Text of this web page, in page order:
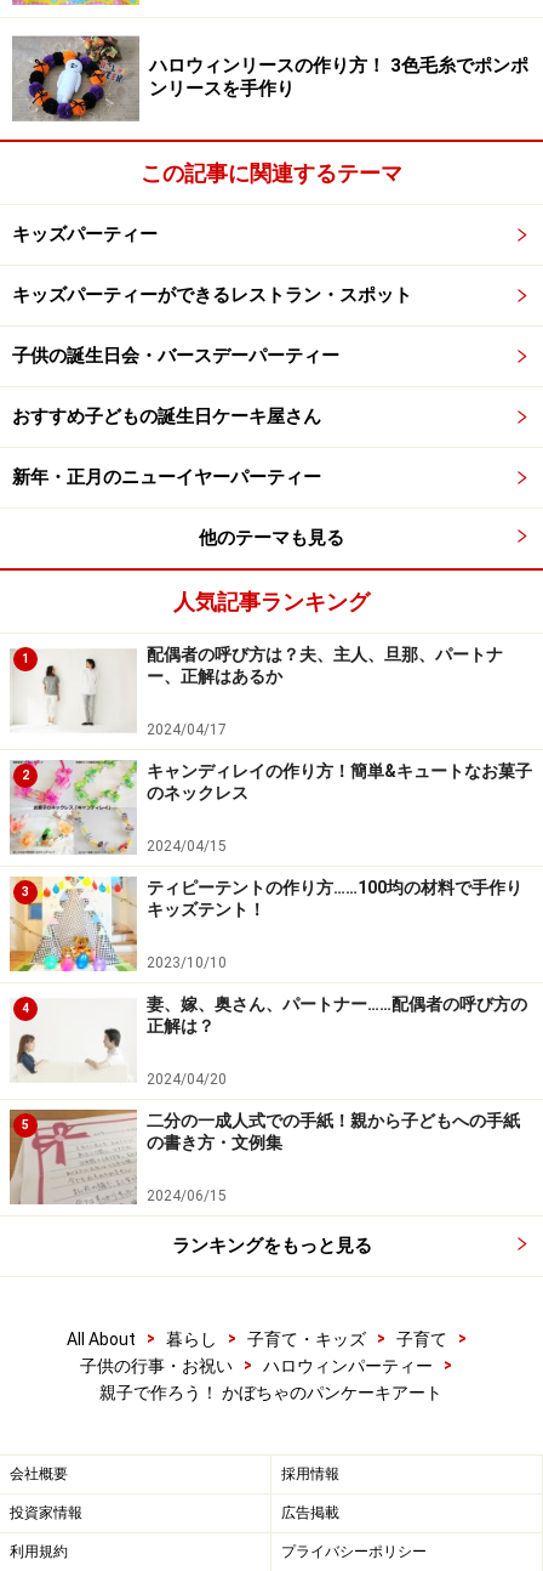
3.生地を作ります。ボウルにホットケーキミックスを入
れ、牛乳 140g、卵 1個を加えてよく混ぜ合わせます。
ココア生地を作ります。
4.別のボウルに生地を60g取り分け、ココアパウダー、牛
乳 小さじ1/2を加えます。 生地が固ければもう少しだけ
絞り袋に入れます。
生地にかぼちゃを加えます。
6.残りの生地にかぼちゃを加え、よく混ぜ合わせます。
イラストを用意します。
7.ハロウィンらしいイラストを用意します。イラストの
上にクッキングシートを重ねて、写し絵のようになぞる
と簡単に可愛い絵が描けますよ。
無料イラストわんパグ を利用しています。
8.イラストの上にクッキングペーパーを重ねます。クッ
キングペーパーはイラストより一回り以上大きく切って
ハロウィンリースの作り方！ 3色毛糸でポンポ
ンリースを手作り
この記事に関連するテーマ
キッズパーティー
キッズパーティーができるレストラン・スポット
子供の誕生日会・バースデーパーティー
おすすめ子どもの誕生日ケーキ屋さん
新年・正月のニューイヤーパーティー
他のテーマも見る
人気記事ランキング
1
配偶者の呼び方は？夫、主人、旦那、パートナ
ー、正解はあるか
2024/04/17
2
キャンディレイの作り方！簡単&キュートなお菓子
のネックレス
2024/04/15
3
ティピーテントの作り方……100均の材料で手作り
キッズテント！
2023/10/10
4
妻、嫁、奥さん、パートナー……配偶者の呼び方の
正解は？
2024/04/20
5
二分の一成人式での手紙！親から子どもへの手紙
の書き方・文例集
2024/06/15
ランキングをもっと見る
All About > 暮らし > 子育て・キッズ > 子育て
>
子供の行事・お祝い
> ハロウィンパーティー
>
親子で作ろう！ かぼちゃのパンケーキアート
会社概要 採用情報
投資家情報 広告掲載
利用規約 プライバシーポリシー